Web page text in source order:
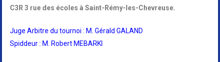
C3R 3 rue des écoles à Saint-Rémy-les-Chevreuse.
Juge Arbitre du tournoi : M. Gérald GALAND
Spiddeur : M. Robert MEBARKI